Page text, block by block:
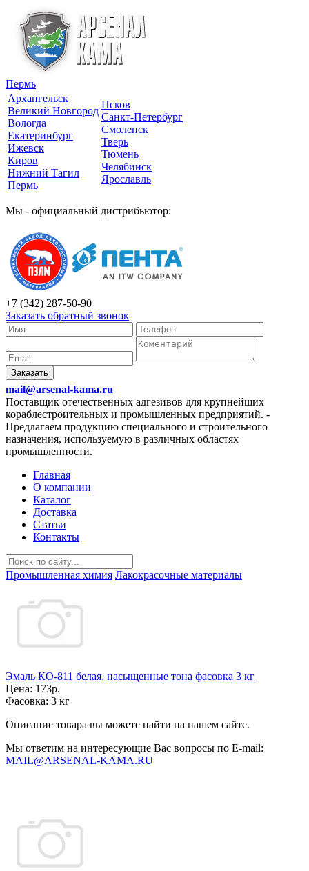
Пермь
Архангельск
Великий Новгород
Вологда
Екатеринбург
Ижевск
Киров
Нижний Тагил
Пермь
Псков
Санкт-Петербург
Смоленск
Тверь
Тюмень
Челябинск
Ярославль
Мы - официальный дистрибьютор:
+7 (342) 287-50-90
Заказать обратный звонок
Заказать
mail@arsenal-kama.ru
Поставщик отечественных адгезивов для крупнейших
кораблестроительных и промышленных предприятий. -
Предлагаем продукцию специального и строительного
назначения, используемую в различных областях
промышленности.
Главная
О компании
Каталог
Доставка
Статьи
Контакты
Промышленная химия Лакокрасочные материалы
Эмаль КО-811 белая, насыщенные тона фасовка 3 кг
Цена: 173р.
Фасовка: 3 кг
Описание товара вы можете найти на нашем сайте.
Мы ответим на интересующие Вас вопросы по E-mail:
MAIL@ARSENAL-KAMA.RU